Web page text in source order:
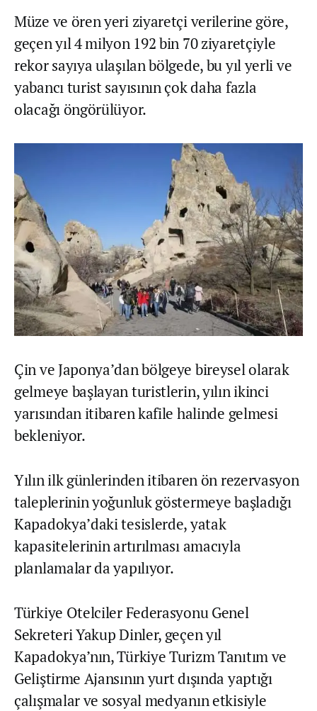
Müze ve ören yeri ziyaretçi verilerine göre,
geçen yıl 4 milyon 192 bin 70 ziyaretçiyle
rekor sayıya ulaşılan bölgede, bu yıl yerli ve
yabancı turist sayısının çok daha fazla
olacağı öngörülüyor.
Çin ve Japonya’dan bölgeye bireysel olarak
gelmeye başlayan turistlerin, yılın ikinci
yarısından itibaren kafile halinde gelmesi
bekleniyor.
Yılın ilk günlerinden itibaren ön rezervasyon
taleplerinin yoğunluk göstermeye başladığı
Kapadokya’daki tesislerde, yatak
kapasitelerinin artırılması amacıyla
planlamalar da yapılıyor.
Türkiye Otelciler Federasyonu Genel
Sekreteri Yakup Dinler, geçen yıl
Kapadokya’nın, Türkiye Turizm Tanıtım ve
Geliştirme Ajansının yurt dışında yaptığı
çalışmalar ve sosyal medyanın etkisiyle